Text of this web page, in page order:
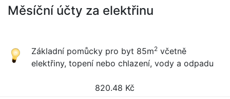
Měsíční účty za elektřinu
Základní pomůcky pro byt 85m2 včetně
elektřiny, topení nebo chlazení, vody a odpadu
820.48 Kč